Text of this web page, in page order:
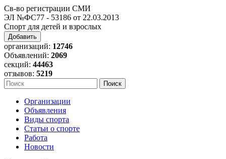
Св-во регистрации СМИ
ЭЛ №ФС77 - 53186 от 22.03.2013
Спорт для детей и взрослых
Добавить
организаций: 12746
Объявлений: 2069
секций: 44463
отзывов: 5219
Организации
Объявления
Виды спорта
Статьи о спорте
Работа
Новости